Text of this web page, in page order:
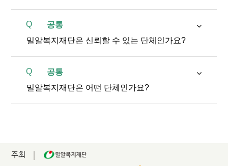
Q
공통
밀알복지재단은 신뢰할 수 있는 단체인가요?
Q
공통
밀알복지재단은 어떤 단체인가요?
주최